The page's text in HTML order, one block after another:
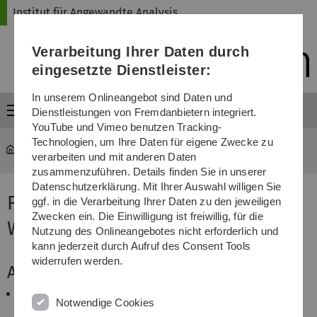
Direkt
Direkt
Direkt
(Sprache,
Drucken,
Media)
Direkt
Direkt
Institut für Angewandte Analysis
Menü
Funktionalanalysis
Funktionalanalysis im
Wintersemester 16/17
Aktuelles
In der ersten Woche findet am Donnerstag anstatt
der Übungen eine Vorlesung statt. Bitte melden Sie
Verarbeitung Ihrer Daten durch
eingesetzte Dienstleister:
In unserem Onlineangebot sind Daten und
Dienstleistungen von Fremdanbietern integriert.
YouTube und Vimeo benutzen Tracking-
Technologien, um Ihre Daten für eigene Zwecke zu
verarbeiten und mit anderen Daten
zusammenzuführen. Details finden Sie in unserer
Datenschutzerklärung. Mit Ihrer Auswahl willigen Sie
ggf. in die Verarbeitung Ihrer Daten zu den jeweiligen
Zwecken ein. Die Einwilligung ist freiwillig, für die
Nutzung des Onlineangebotes nicht erforderlich und
kann jederzeit durch Aufruf des Consent Tools
widerrufen werden.
Notwendige Cookies